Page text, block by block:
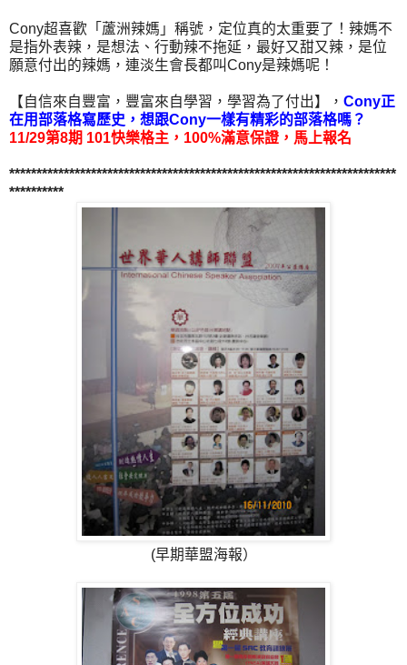
Cony超喜歡「蘆洲辣媽」稱號，定位真的太重要了！辣媽不
是指外表辣，是想法、行動辣不拖延，最好又甜又辣，是位
願意付出的辣媽，連淡生會長都叫Cony是辣媽呢！
【自信來自豐富，豐富來自學習，學習為了付出】， Cony正
在用部落格寫歷史，想跟Cony一樣有精彩的部落格嗎？
11/29第8期 101快樂格主，100%滿意保證，馬上報名
***********************************************************************
**********
(早期華盟海報）